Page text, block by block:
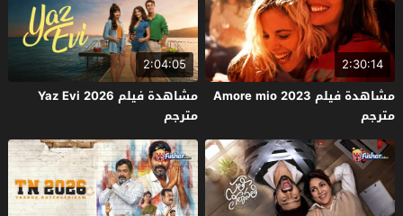
2:30:14
مشاهدة فيلم Amore mio 2023
مترجم
2:04:05
مشاهدة فيلم Yaz Evi 2026
مترجم